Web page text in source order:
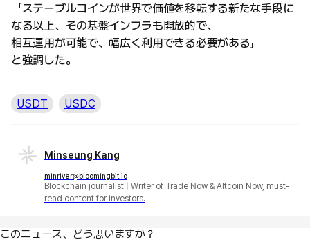
「ステーブルコインが世界で価値を移転する新たな手段に
なる以上、その基盤インフラも開放的で、
相互運用が可能で、幅広く利用できる必要がある」
と強調した。
USDT USDC
Minseung Kang
minriver@bloomingbit.io
Blockchain journalist | Writer of Trade Now & Altcoin Now, must-
read content for investors.
このニュース、どう思いますか？